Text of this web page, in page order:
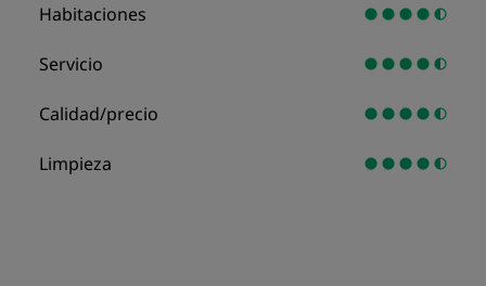
Habitaciones
Servicio
Calidad/precio
Limpieza